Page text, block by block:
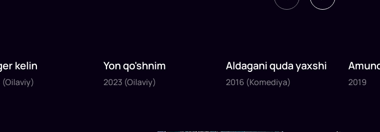
daq.
kelin
(Oilaviy)
2023
1x40daq.
Yon qo'shnim
2023 (Oilaviy)
2016
1x82daq.
Aldagani quda yaxshi
2016 (Komediya)
2019
1x120
2019